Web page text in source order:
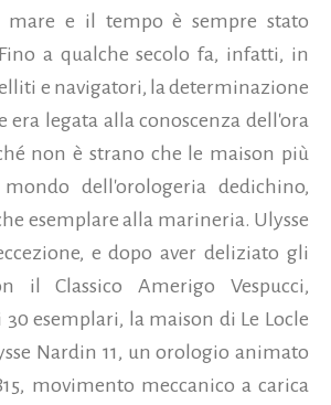
e il tempo è sempre stato
a qualche secolo fa, infatti, in
e navigatori, la determinazione
legata alla conoscenza dell'ora
non è strano che le maison più
dell'orologeria dedichino,
esemplare alla marineria. Ulysse
e dopo aver deliziato gli
il Classico Amerigo Vespucci,
esemplari, la maison di Le Locle
Nardin 11, un orologio animato
movimento meccanico a carica